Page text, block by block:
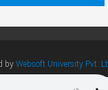
by Websoft University Pvt.